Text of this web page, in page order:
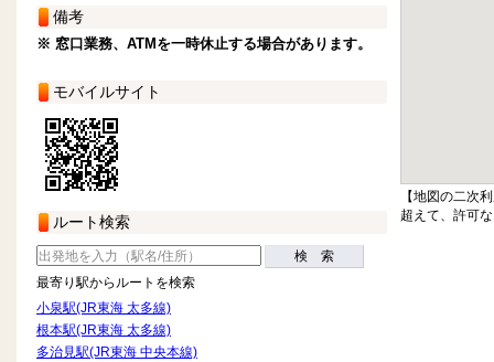
備考
※ 窓口業務、ATMを一時休止する場合があります。
モバイルサイト
ルート検索
検 索
最寄り駅からルートを検索
小泉駅(JR東海 太多線)
根本駅(JR東海 太多線)
多治見駅(JR東海 中央本線)
【地図の二次
超えて、許可